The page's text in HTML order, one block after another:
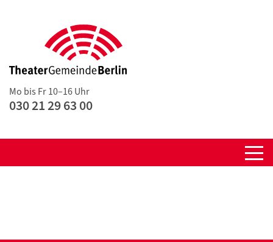
Mo bis Fr 10–16 Uhr
030 21 29 63 00